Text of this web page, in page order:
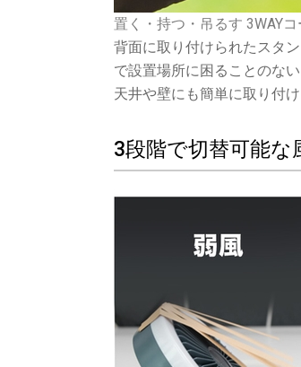
置く・持つ・吊るす 3WAY
背面に取り付けられたスタ
で設置場所に困ることのな
天井や壁にも簡単に取り付
3段階で切替可能な